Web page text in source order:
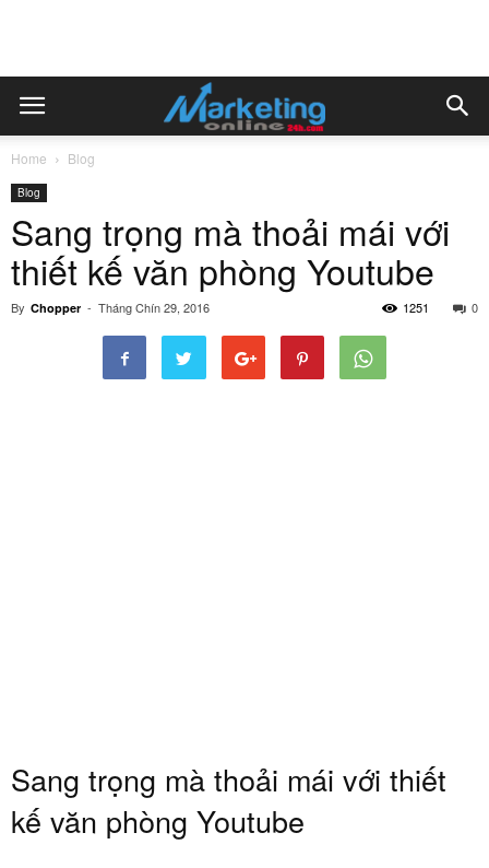
Home Blog
Blog
Sang trọng mà thoải mái với
thiết kế văn phòng Youtube
By Chopper - Tháng Chín 29, 2016 0
1251
Sang trọng mà thoải mái với thiết
kế văn phòng Youtube